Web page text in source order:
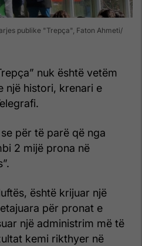
publike "Trepça", Faton Ahmeti
nuk është vetëm
një histori, krenari e
për të parë që nga
2 mijë prona në
është krijuar një
për pronat e
një administrim më të
kemi rikthyer në